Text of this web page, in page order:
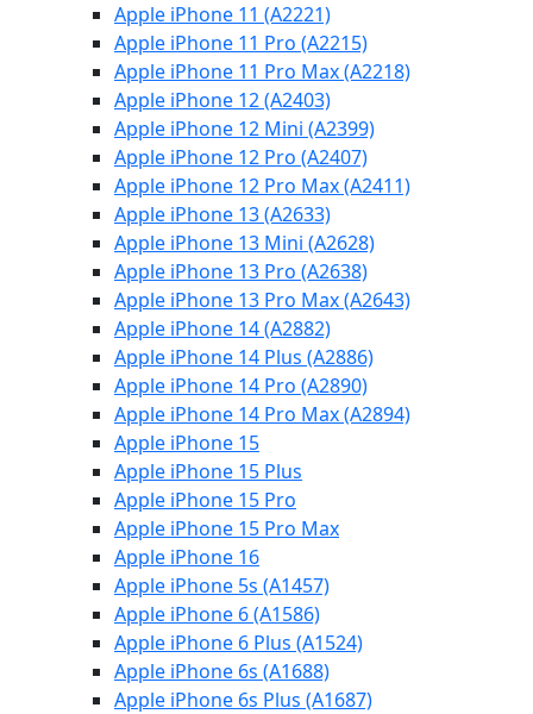
Apple iPhone 11 (A2221)
Apple iPhone 11 Pro (A2215)
Apple iPhone 11 Pro Max (A2218)
Apple iPhone 12 (A2403)
Apple iPhone 12 Mini (A2399)
Apple iPhone 12 Pro (A2407)
Apple iPhone 12 Pro Max (A2411)
Apple iPhone 13 (A2633)
Apple iPhone 13 Mini (A2628)
Apple iPhone 13 Pro (A2638)
Apple iPhone 13 Pro Max (A2643)
Apple iPhone 14 (A2882)
Apple iPhone 14 Plus (A2886)
Apple iPhone 14 Pro (A2890)
Apple iPhone 14 Pro Max (A2894)
Apple iPhone 15
Apple iPhone 15 Plus
Apple iPhone 15 Pro
Apple iPhone 15 Pro Max
Apple iPhone 16
Apple iPhone 5s (A1457)
Apple iPhone 6 (A1586)
Apple iPhone 6 Plus (A1524)
Apple iPhone 6s (A1688)
Apple iPhone 6s Plus (A1687)